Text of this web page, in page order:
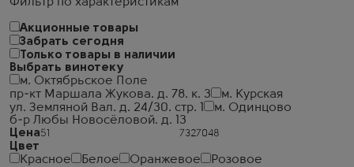
Акционные товары
Забрать сегодня
Только товары в наличии
Выбрать винотеку
м. Октябрьское Поле
пр-кт Маршала Жукова. д. 78. к. 3
м. Курская
ул. Земляной Вал. д. 24/30. стр. 1
м. Одинцово
б-р Любы Новосёловой. д. 13
Цена
Цвет
Красное
Белое Оранжевое
Розовое